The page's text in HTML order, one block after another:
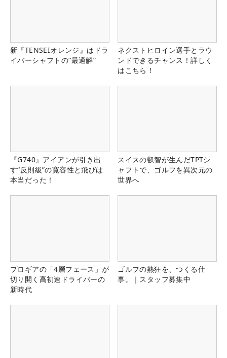
新『TENSEIオレンジ』はドラ
イバーシャフトの“最適解”
ネクストヒロイン選手とラウ
ンドできるチャンス！詳しく
はこちら！
『G740』アイアンが引き出
す“反則級”の寛容性と飛びは
本当だった！
スイスの叡智が生んだTPTシ
ャフトで、ゴルフを異次元の
世界へ
プロギアの「4層フェース」が
切り開く高初速ドライバーの
新時代
ゴルフの熱狂を、つくる仕
事。｜スタッフ募集中